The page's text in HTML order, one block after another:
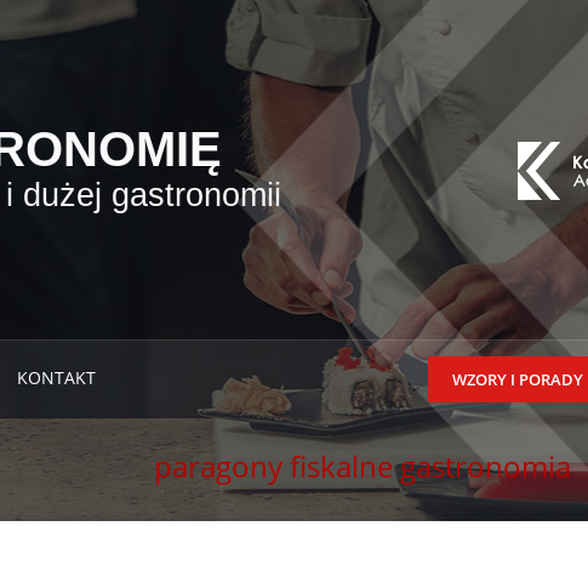
dużej gastronomii
KONTAKT WZORY I PORADY
paragony fiskalne gastronomia